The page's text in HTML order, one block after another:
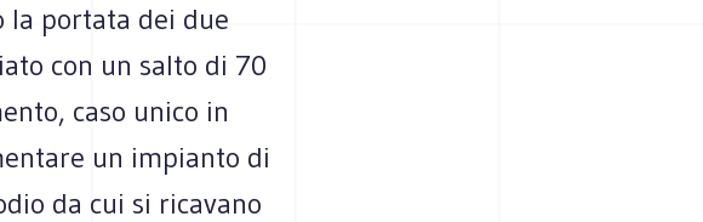
la portata dei due
con un salto di 70
caso unico in
un impianto di
da cui si ricavano